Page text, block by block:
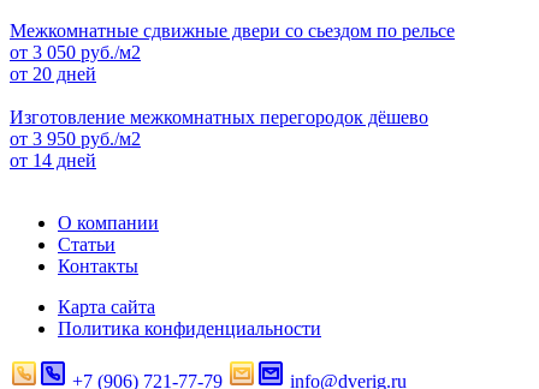
Межкомнатные сдвижные двери со сьездом по рельсе
от 3 050 руб./м2
от 20 дней
Изготовление межкомнатных перегородок дёшево
от 3 950 руб./м2
от 14 дней
О компании
Статьи
Контакты
Карта сайта
Политика конфиденциальности
+7 (906) 721-77-79 info@dverig.ru